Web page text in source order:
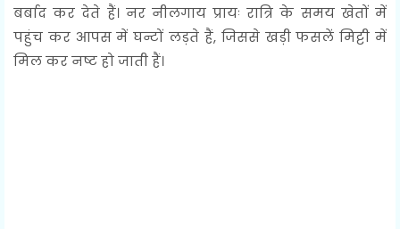
बर्बाद कर देते हैं। नर नीलगाय प्रायः रात्रि के समय खेतों में
पहुंच कर आपस में घन्टों लड़ते हैं, जिससे खड़ी फसलें मिट्टी में
मिल कर नष्ट हो जाती हैं।